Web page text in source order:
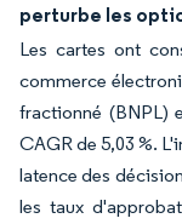
perturbe les
Les cartes ont
commerce
fractionné (BNPL)
CAGR de 5,03 %.
latence des
les taux